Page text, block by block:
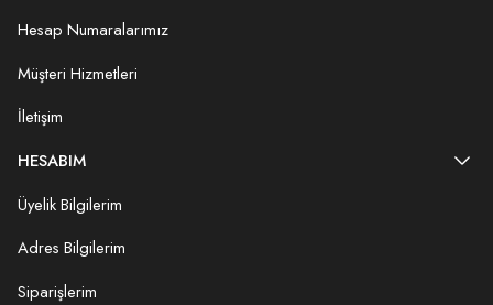
Hesap Numaralarımız
Müşteri Hizmetleri
İletişim
HESABIM
Üyelik Bilgilerim
Adres Bilgilerim
Siparişlerim